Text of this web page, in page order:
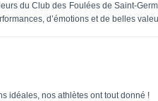
du Club des Foulées de Saint-
d’émotions et de belles
idéales, nos athlètes ont tout donné !